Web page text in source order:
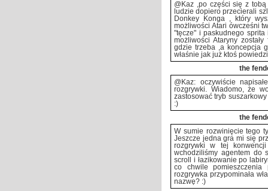
@Kaz ,po części się z
ludzie dopiero przecierali
Donkey Konga , który
możliwości Atari ówcześni
"tęcze" i paskudnego
możliwości Ataryny
gdzie trzeba ,a koncepcja
właśnie jak już ktoś
the
@Kaz: oczywiście
rozgrywki. Wiadomo, że
zastosować tryb
:)
the
W sumie rozwinięcie tego
Jeszcze jedna gra mi się
rozgrywki w tej konwencji
wchodziliśmy agentem do
scroll i łazikowanie po
co chwile
rozgrywka przypominała
nazwę? :)